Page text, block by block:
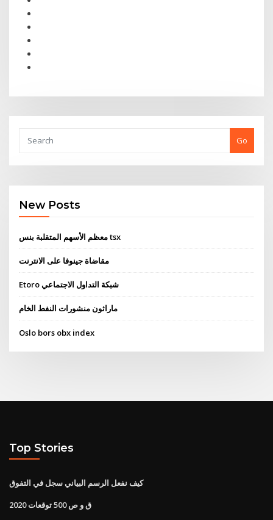
Go
New Posts
معظم الأسهم المتقلبة بنس tsx
مقاضاة جينوفا على الانترنت
Etoro شبكة التداول الاجتماعي
ماراثون منشورات النفط الخام
Oslo bors obx index
Top Stories
كيف نفعل الرسم البياني سجل في التفوق
ق و ص 500 توقعات 2020